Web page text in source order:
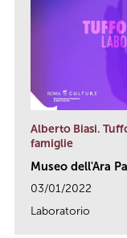
Alberto Biasi.
famiglie
Museo dell'Ara
03/01/2022
Laboratorio